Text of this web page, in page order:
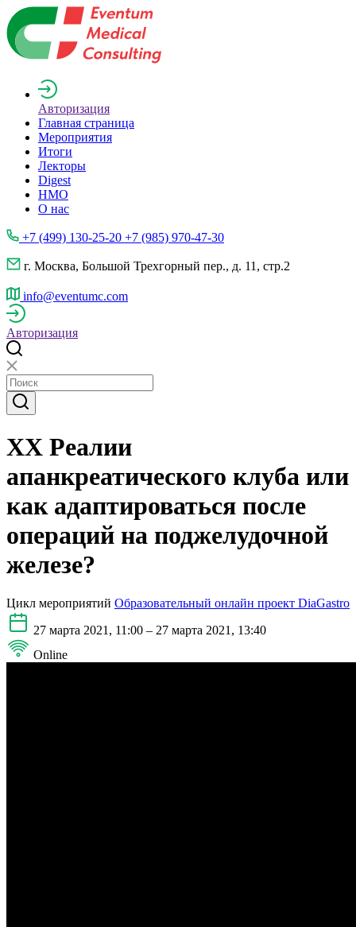
Авторизация
Главная страница
Мероприятия
Итоги
Лекторы
Digest
НМО
О нас
+7 (499) 130-25-20 +7 (985) 970-47-30
г. Москва, Большой Трехгорный пер., д. 11, стр.2
info@eventumc.com
Авторизация
XX Реалии
апанкреатического клуба или
как адаптироваться после
операций на поджелудочной
железе?
Цикл мероприятий Образовательный онлайн проект DiaGastro
27 марта 2021, 11:00 – 27 марта 2021, 13:40
Online